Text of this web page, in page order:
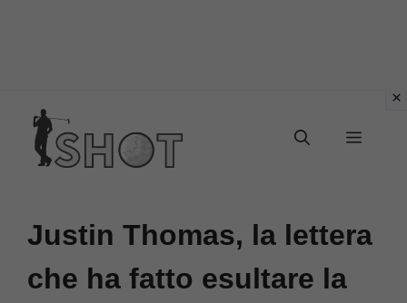
contenuto
Menu
Justin Thomas, la lettera
che ha fatto esultare la